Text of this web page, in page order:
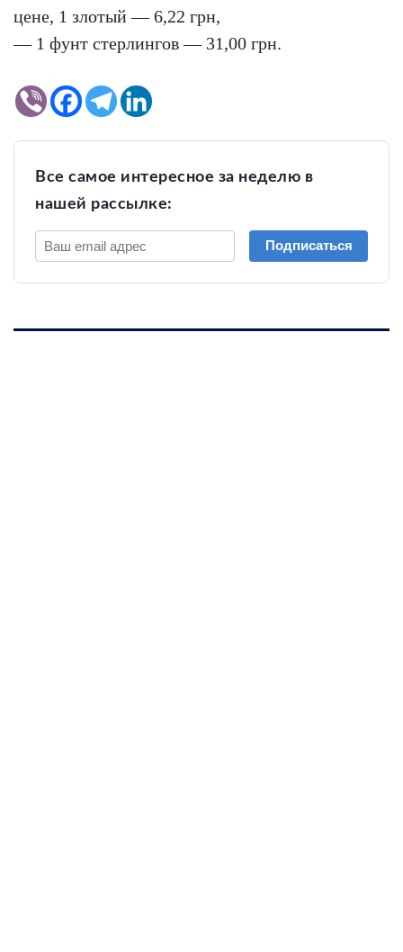
цене, 1 злотый — 6,22 грн,
— 1 фунт стерлингов — 31,00 грн.
Все самое интересное за неделю в
нашей рассылке:
Подписаться